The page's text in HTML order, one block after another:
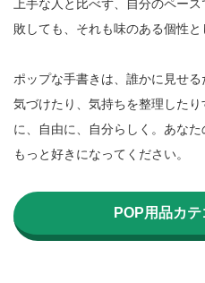
上手な人と比べず、自分のペー
敗しても、それも味のある個性と
ポップな手書きは、誰かに見せ
気づけたり、気持ちを整理した
に、自由に、自分らしく。あな
もっと好きになってください。
POP用品カ